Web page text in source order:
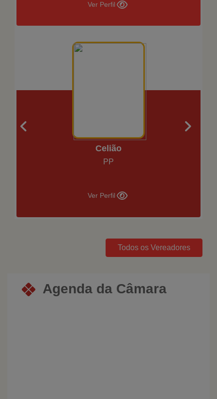
Ver Perfil
Celião
PP
Ver Perfil
Todos os Vereadores
Agenda da Câmara